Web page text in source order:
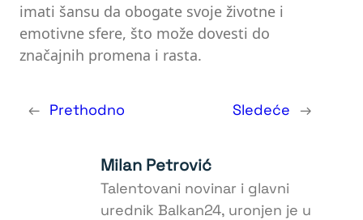
imati šansu da obogate svoje životne i
emotivne sfere, što može dovesti do
značajnih promena i rasta.
← Prethodno Sledeće →
Milan Petrović
Talentovani novinar i glavni
urednik Balkan24, uronjen je u